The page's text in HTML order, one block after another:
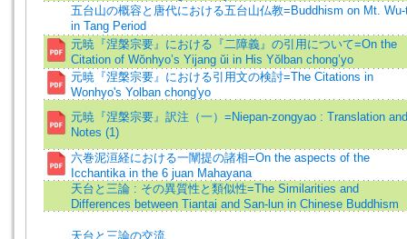
五台山の概容と唐代における五台山仏教=Buddhism on Mt.
in Tang Period
元暁『涅槃宗要』における『二障義』の引用について=On the
Citation of Wŏnhyo’s Yijang ŭi in His Yŏlban chong’yo
元暁『涅槃宗要』における引用文の検討=The Citations in
Wonhyo's Yolban chong'yo
元暁『涅槃宗要』訳注（一）=Niepan-zongyao : Translation and
Notes (1)
六巻泥洹経における一闡提の諸相=On the aspects of the
Icchantika in the 6 juan Mahayana
天台と三論 : その異質性と類似性=The Similarities and
Differences between Tiantai and San-lun in Chinese Buddhism
天台と三論の交流